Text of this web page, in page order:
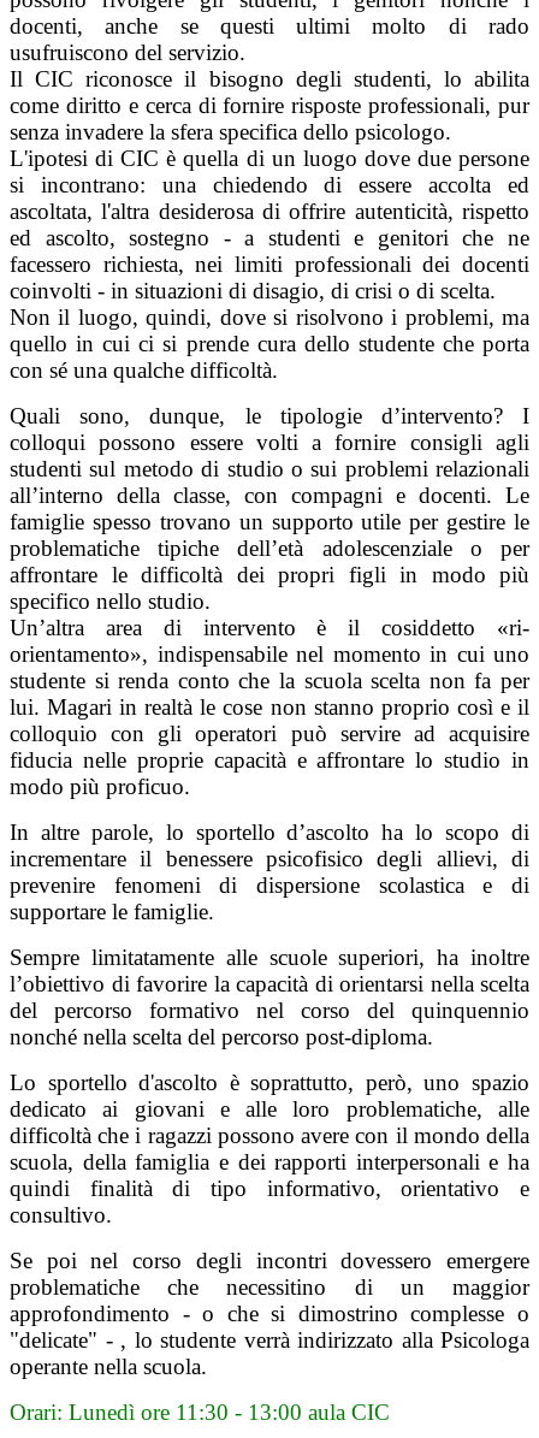
docenti, anche se questi ultimi molto di rado
usufruiscono del servizio.
Il CIC riconosce il bisogno degli studenti, lo abilita
come diritto e cerca di fornire risposte professionali, pur
senza invadere la sfera specifica dello psicologo.
L'ipotesi di CIC è quella di un luogo dove due persone
si incontrano: una chiedendo di essere accolta ed
ascoltata, l'altra desiderosa di offrire autenticità, rispetto
ed ascolto, sostegno - a studenti e genitori che ne
facessero richiesta, nei limiti professionali dei docenti
coinvolti - in situazioni di disagio, di crisi o di scelta.
Non il luogo, quindi, dove si risolvono i problemi, ma
quello in cui ci si prende cura dello studente che porta
con sé una qualche difficoltà.
Quali sono, dunque, le tipologie d’intervento? I
colloqui possono essere volti a fornire consigli agli
studenti sul metodo di studio o sui problemi relazionali
all’interno della classe, con compagni e docenti. Le
famiglie spesso trovano un supporto utile per gestire le
problematiche tipiche dell’età adolescenziale o per
affrontare le difficoltà dei propri figli in modo più
specifico nello studio.
Un’altra area di intervento è il cosiddetto «ri-
orientamento», indispensabile nel momento in cui uno
studente si renda conto che la scuola scelta non fa per
lui. Magari in realtà le cose non stanno proprio così e il
colloquio con gli operatori può servire ad acquisire
fiducia nelle proprie capacità e affrontare lo studio in
modo più proficuo.
In altre parole, lo sportello d’ascolto ha lo scopo di
incrementare il benessere psicofisico degli allievi, di
prevenire fenomeni di dispersione scolastica e di
supportare le famiglie.
Sempre limitatamente alle scuole superiori, ha inoltre
l’obiettivo di favorire la capacità di orientarsi nella scelta
del percorso formativo nel corso del quinquennio
nonché nella scelta del percorso post-diploma.
Lo sportello d'ascolto è soprattutto, però, uno spazio
dedicato ai giovani e alle loro problematiche, alle
difficoltà che i ragazzi possono avere con il mondo della
scuola, della famiglia e dei rapporti interpersonali e ha
quindi finalità di tipo informativo, orientativo e
consultivo.
Se poi nel corso degli incontri dovessero emergere
problematiche che necessitino di un maggior
approfondimento - o che si dimostrino complesse o
"delicate" - , lo studente verrà indirizzato alla Psicologa
operante nella scuola.
Orari: Lunedì ore 11:30 - 13:00 aula CIC